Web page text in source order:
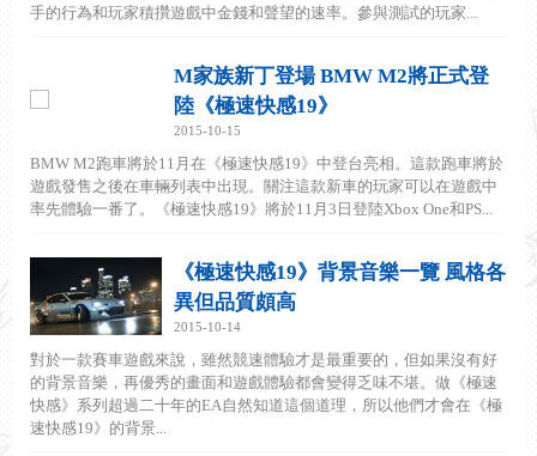
手的行為和玩家積攢遊戲中金錢和聲望的速率。參與測試的玩家...
M家族新丁登場 BMW M2將正式登
陸《極速快感19》
2015-10-15
BMW M2跑車將於11月在《極速快感19》中登台亮相。這款跑車將於
遊戲發售之後在車輛列表中出現。關注這款新車的玩家可以在遊戲中
率先體驗一番了。《極速快感19》將於11月3日登陸Xbox One和PS...
《極速快感19》背景音樂一覽 風格各
異但品質頗高
2015-10-14
對於一款賽車遊戲來說，雖然競速體驗才是最重要的，但如果沒有好
的背景音樂，再優秀的畫面和遊戲體驗都會變得乏味不堪。做《極速
快感》系列超過二十年的EA自然知道這個道理，所以他們才會在《極
速快感19》的背景...